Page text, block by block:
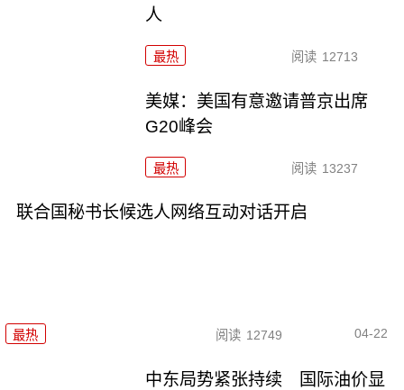
人
最热 阅读 12713
美媒：美国有意邀请普京出席
G20峰会
最热 阅读 13237
联合国秘书长候选人网络互动对话开启
最热 阅读 12749 04-22
中东局势紧张持续 国际油价显